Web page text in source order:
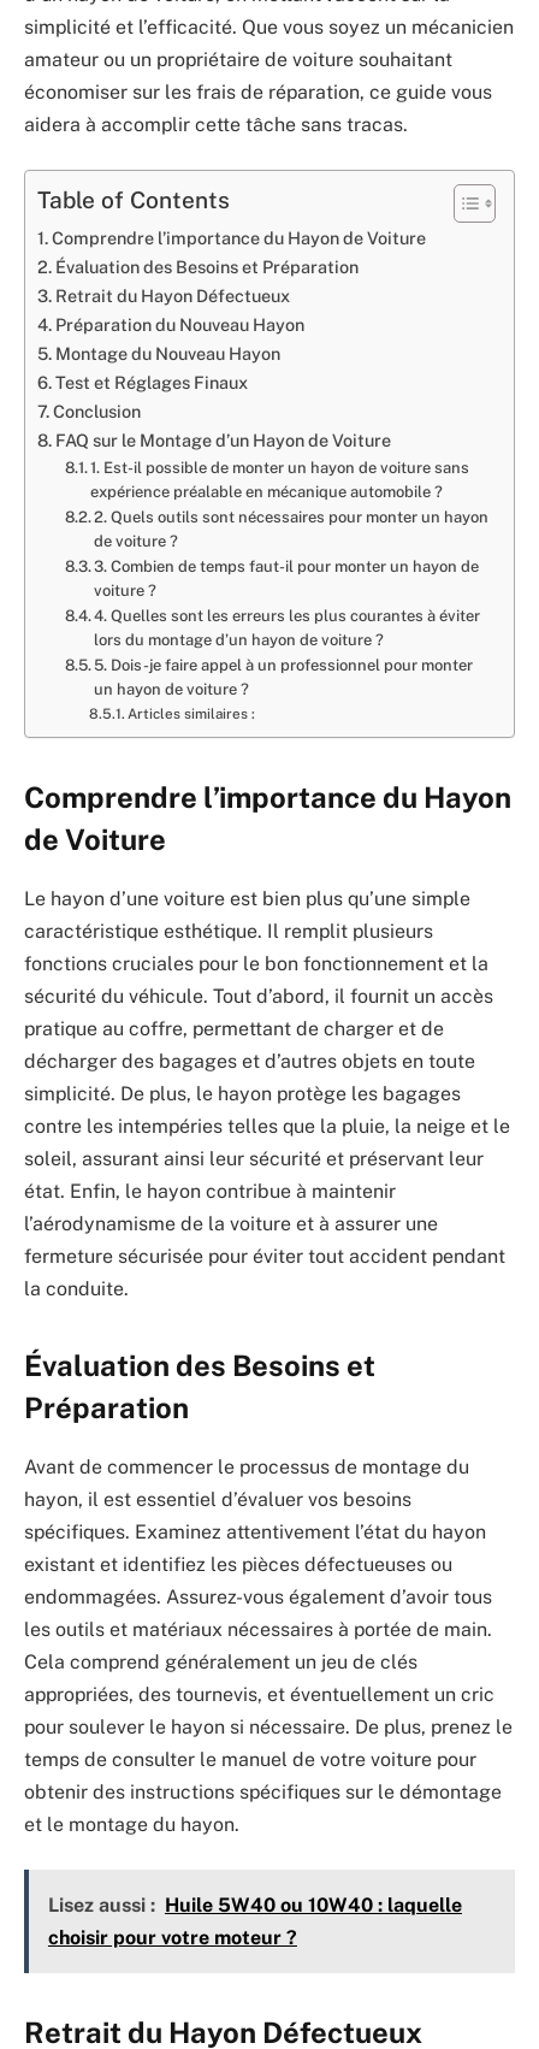
simplicité et l’efficacité. Que vous soyez un mécanicien
amateur ou un propriétaire de voiture souhaitant
économiser sur les frais de réparation, ce guide vous
aidera à accomplir cette tâche sans tracas.
Table of Contents
Comprendre l’importance du Hayon de Voiture
Évaluation des Besoins et Préparation
Retrait du Hayon Défectueux
Préparation du Nouveau Hayon
Montage du Nouveau Hayon
Test et Réglages Finaux
Conclusion
FAQ sur le Montage d’un Hayon de Voiture
1. Est-il possible de monter un hayon de voiture sans
expérience préalable en mécanique automobile ?
2. Quels outils sont nécessaires pour monter un hayon
de voiture ?
3. Combien de temps faut-il pour monter un hayon de
voiture ?
4. Quelles sont les erreurs les plus courantes à éviter
lors du montage d’un hayon de voiture ?
5. Dois-je faire appel à un professionnel pour monter
un hayon de voiture ?
Articles similaires :
Comprendre l’importance du Hayon
de Voiture
Le hayon d’une voiture est bien plus qu’une simple
caractéristique esthétique. Il remplit plusieurs
fonctions cruciales pour le bon fonctionnement et la
sécurité du véhicule. Tout d’abord, il fournit un accès
pratique au coffre, permettant de charger et de
décharger des bagages et d’autres objets en toute
simplicité. De plus, le hayon protège les bagages
contre les intempéries telles que la pluie, la neige et le
soleil, assurant ainsi leur sécurité et préservant leur
état. Enfin, le hayon contribue à maintenir
l’aérodynamisme de la voiture et à assurer une
fermeture sécurisée pour éviter tout accident pendant
la conduite.
Évaluation des Besoins et
Préparation
Avant de commencer le processus de montage du
hayon, il est essentiel d’évaluer vos besoins
spécifiques. Examinez attentivement l’état du hayon
existant et identifiez les pièces défectueuses ou
endommagées. Assurez-vous également d’avoir tous
les outils et matériaux nécessaires à portée de main.
Cela comprend généralement un jeu de clés
appropriées, des tournevis, et éventuellement un cric
pour soulever le hayon si nécessaire. De plus, prenez le
temps de consulter le manuel de votre voiture pour
obtenir des instructions spécifiques sur le démontage
et le montage du hayon.
Lisez aussi : Huile 5W40 ou 10W40 : laquelle
choisir pour votre moteur ?
Retrait du Hayon Défectueux